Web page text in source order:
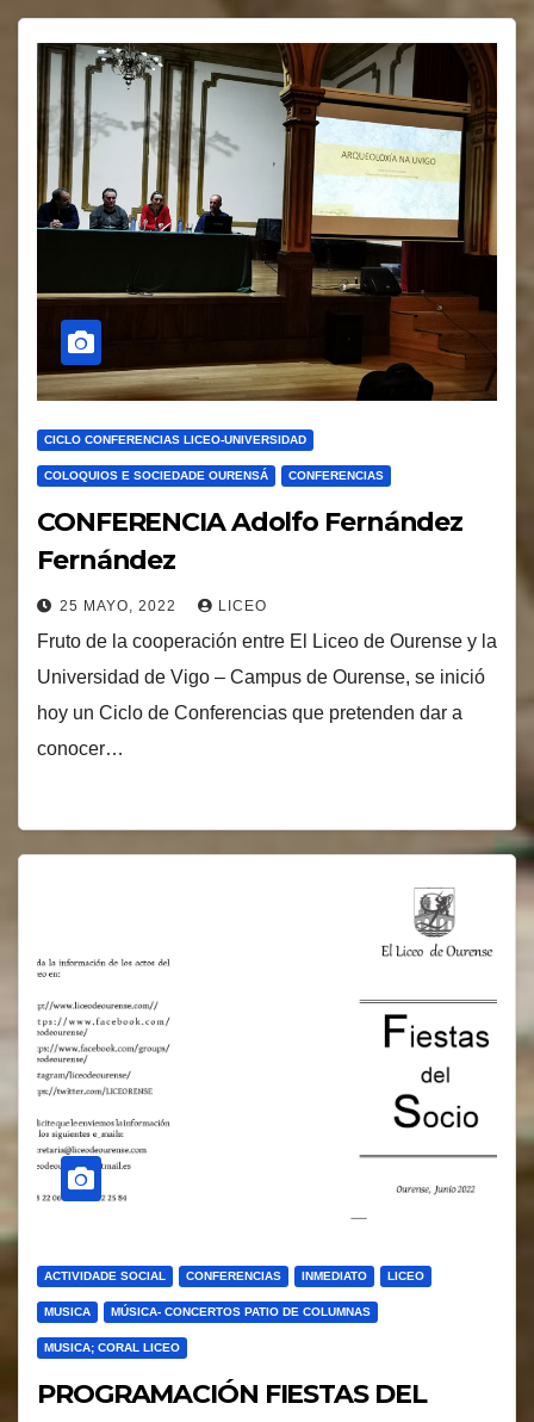
CICLO CONFERENCIAS LICEO-UNIVERSIDAD
COLOQUIOS E SOCIEDADE OURENSÁ CONFERENCIAS
CONFERENCIA Adolfo Fernández
Fernández
25 MAYO, 2022 LICEO
Fruto de la cooperación entre El Liceo de Ourense y la
Universidad de Vigo – Campus de Ourense, se inició
hoy un Ciclo de Conferencias que pretenden dar a
conocer…
ACTIVIDADE SOCIAL CONFERENCIAS INMEDIATO LICEO
MUSICA MÚSICA- CONCERTOS PATIO DE COLUMNAS
MUSICA; CORAL LICEO
PROGRAMACIÓN FIESTAS DEL